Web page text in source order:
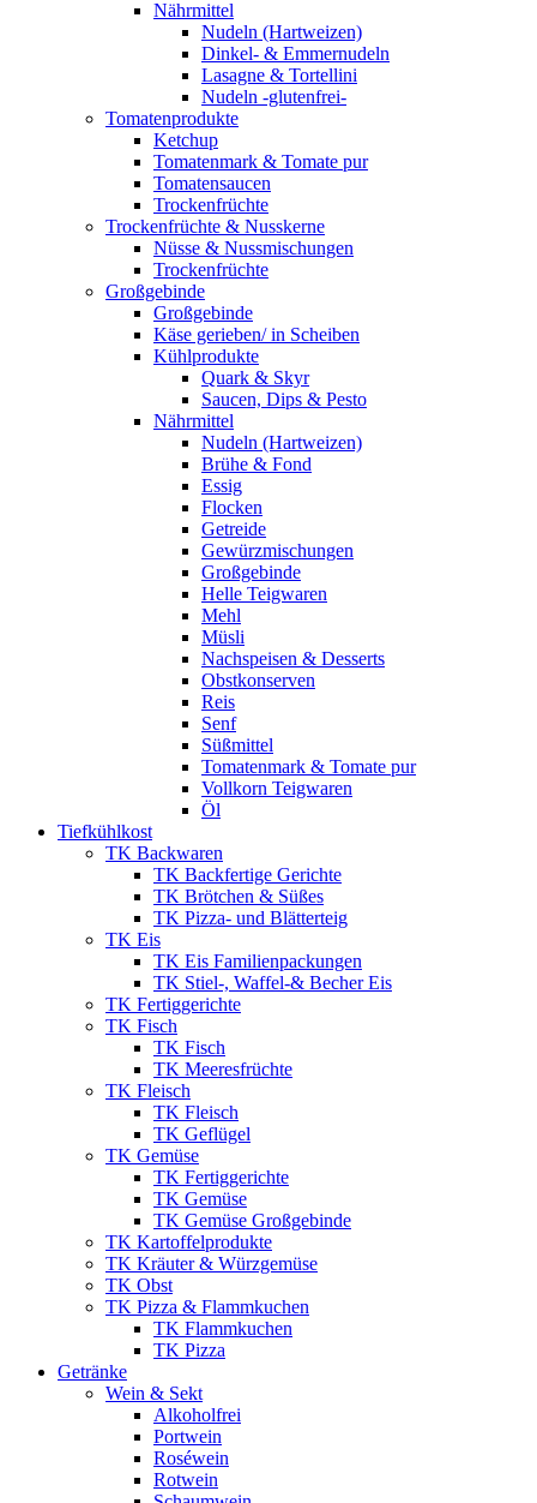
Nährmittel
Nudeln (Hartweizen)
Dinkel- & Emmernudeln
Lasagne & Tortellini
Nudeln -glutenfrei-
Tomatenprodukte
Ketchup
Tomatenmark & Tomate pur
Tomatensaucen
Trockenfrüchte
Trockenfrüchte & Nusskerne
Nüsse & Nussmischungen
Trockenfrüchte
Großgebinde
Großgebinde
Käse gerieben/ in Scheiben
Kühlprodukte
Quark & Skyr
Saucen, Dips & Pesto
Nährmittel
Nudeln (Hartweizen)
Brühe & Fond
Essig
Flocken
Getreide
Gewürzmischungen
Großgebinde
Helle Teigwaren
Mehl
Müsli
Nachspeisen & Desserts
Obstkonserven
Reis
Senf
Süßmittel
Tomatenmark & Tomate pur
Vollkorn Teigwaren
Öl
Tiefkühlkost
TK Backwaren
TK Backfertige Gerichte
TK Brötchen & Süßes
TK Pizza- und Blätterteig
TK Eis
TK Eis Familienpackungen
TK Stiel-, Waffel-& Becher Eis
TK Fertiggerichte
TK Fisch
TK Fisch
TK Meeresfrüchte
TK Fleisch
TK Fleisch
TK Geflügel
TK Gemüse
TK Fertiggerichte
TK Gemüse
TK Gemüse Großgebinde
TK Kartoffelprodukte
TK Kräuter & Würzgemüse
TK Obst
TK Pizza & Flammkuchen
TK Flammkuchen
TK Pizza
Getränke
Wein & Sekt
Alkoholfrei
Portwein
Roséwein
Rotwein